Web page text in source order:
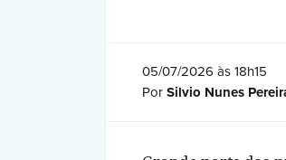
05/07/2026 às 18h15
Por Silvio Nunes